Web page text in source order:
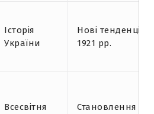
Історія
України
Нові тенденції
1921 рр.
Всесвітня
Становлення